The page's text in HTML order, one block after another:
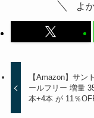
よ
【Amazon】サン
ールフリー 増量
本+4本 が 11％